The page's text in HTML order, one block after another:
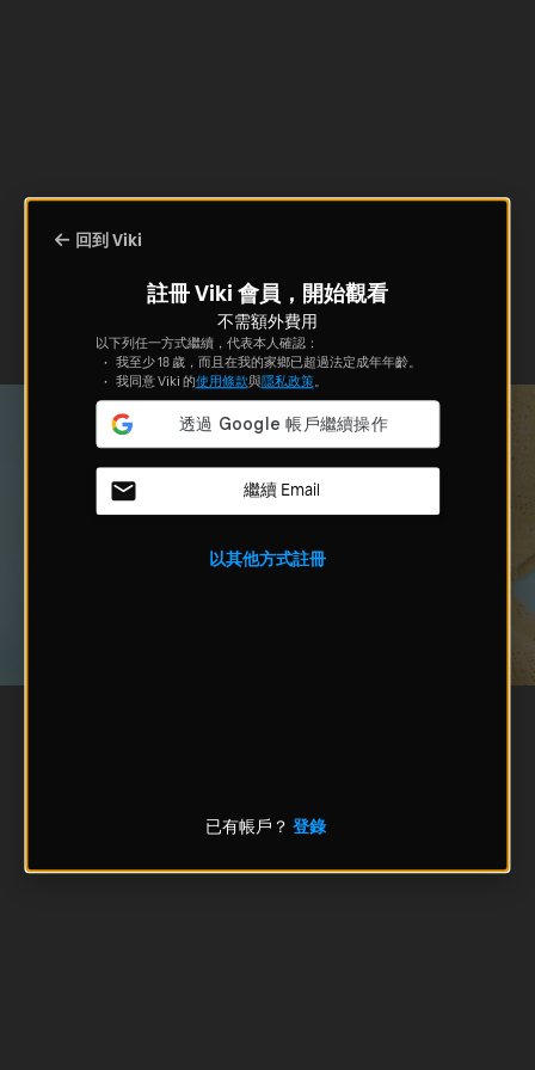
回到 Viki
註冊 Viki 會員，開始觀看
不需額外費用
以下列任一方式繼續，代表本人確認：
我至少 18 歲，而且在我的家鄉已超過法定成年年齡。
我同意 Viki 的使用條款與隱私政策。
繼續 Email
以其他方式註冊
已有帳戶？ 登錄